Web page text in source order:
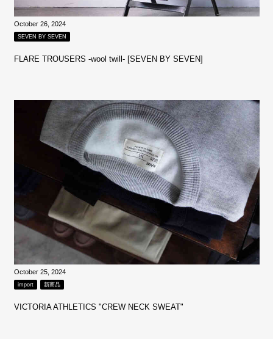
October 26, 2024
SEVEN BY SEVEN
FLARE TROUSERS ‐wool twill‐ [SEVEN BY SEVEN]
October 25, 2024
import 新商品
VICTORIA ATHLETICS "CREW NECK SWEAT"